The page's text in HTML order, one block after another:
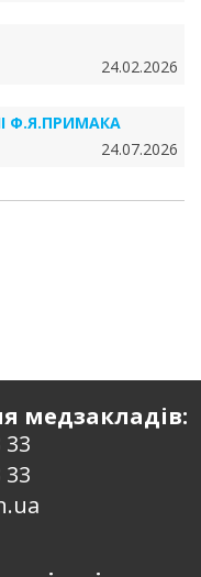
24.02.2026
Ф.Я.ПРИМАКА
24.07.2026
медзакладів:
33
33